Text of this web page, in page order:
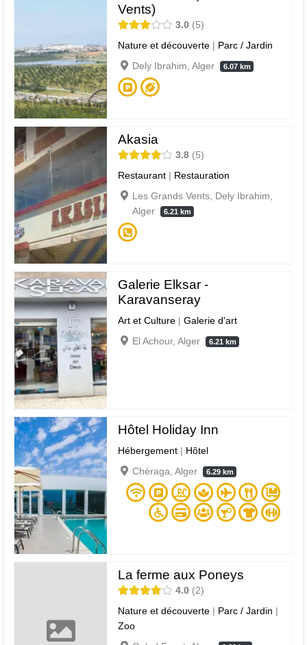
Vents)
3.0
5
Nature et découverte | Parc / Jardin
Dely Ibrahim, Alger
6.07 km
Akasia
3.8
5
Restaurant | Restauration
Les Grands Vents, Dely Ibrahim,
Alger
6.21 km
Galerie Elksar -
Karavanseray
Art et Culture |Galerie d'art
El Achour, Alger
6.21 km
Hôtel Holiday Inn
Hébergement | Hôtel
Chéraga, Alger
6.29 km
La ferme aux Poneys
4.0
2
Nature et découverte | Parc / Jardin |
Zoo